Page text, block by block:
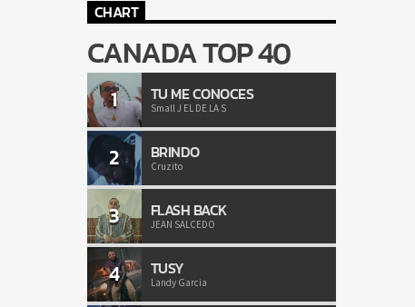
CHART
CANADA TOP 40
1 TU ME CONOCES
Small J EL DE LA S
2 BRINDO
Cruzito
3 FLASH BACK
JEAN SALCEDO
4 TUSY
Landy Garcia